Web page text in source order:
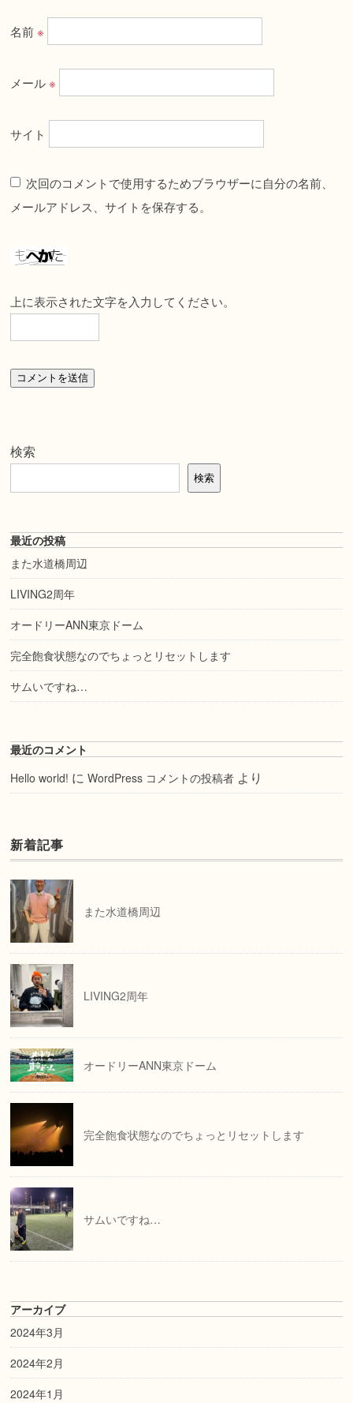
名前※
メール※
サイト
次回のコメントで使用するためブラウザーに自分の名前、
メールアドレス、サイトを保存する。
上に表示された文字を入力してください。
検索
検索
最近の投稿
また水道橋周辺
LIVING2周年
オードリーANN東京ドーム
完全飽食状態なのでちょっとリセットします
サムいですね…
最近のコメント
Hello world! にWordPress コメントの投稿者 より
新着記事
また水道橋周辺
LIVING2周年
オードリーANN東京ドーム
完全飽食状態なのでちょっとリセットします
サムいですね…
アーカイブ
2024年3月
2024年2月
2024年1月